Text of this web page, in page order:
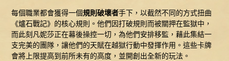
每個職業都會獲得一個規則破壞者手下，以截然不同的方式扭曲
《爐石戰記》的核心規則。他們因打破規則而被關押在監獄中，
而此刻凡妮莎正在幕後操控一切，為他們安排移監，藉此集結一
支完美的團隊，讓他們的天賦在越獄行動中發揮作用。這些卡牌
會將上限提高到前所未有的高度，並開創出全新的玩法。